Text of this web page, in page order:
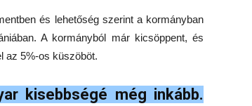
és lehetőség szerint a kormányban
A kormányból már kicsöppent, és
az 5%-os küszöböt.
kisebbségé még inkább.